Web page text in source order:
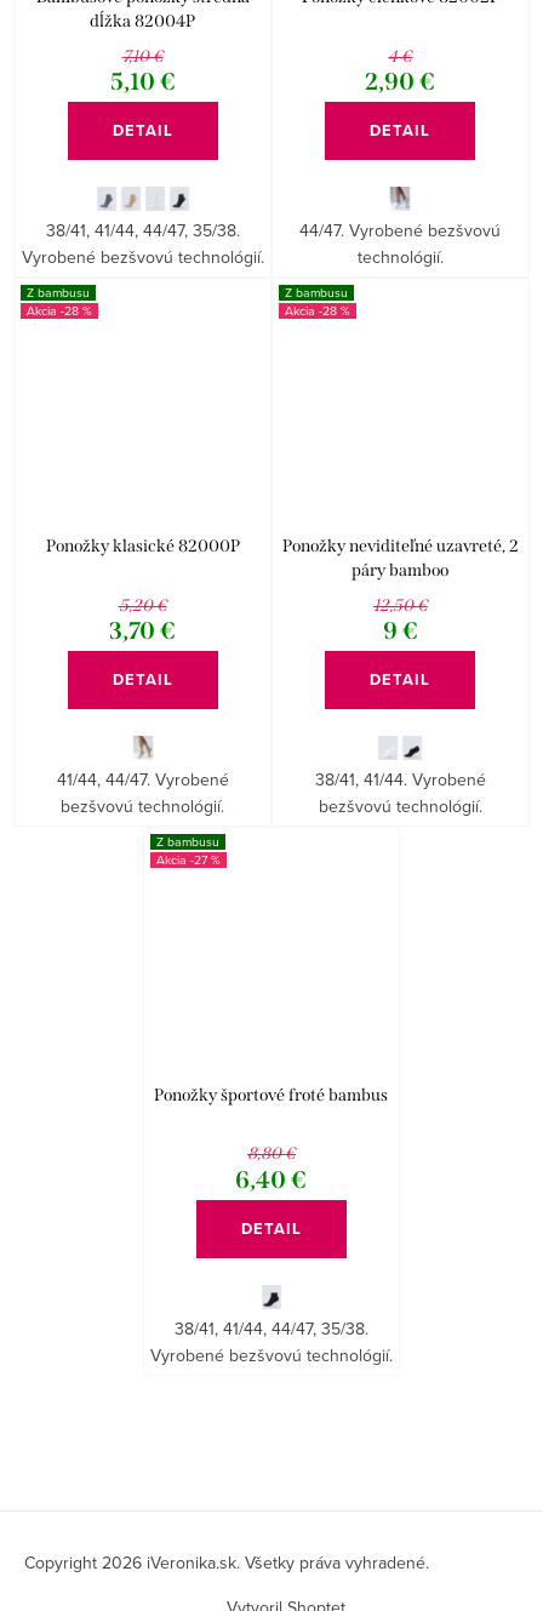
dĺžka 82004P
7,10 €
5,10 €
DETAIL
38/41, 41/44, 44/47, 35/38.
Vyrobené bezšvovú technológií.
4 €
2,90 €
DETAIL
44/47. Vyrobené bezšvovú
technológií.
Z bambusu
-28 %
Ponožky klasické 82000P
5,20 €
3,70 €
DETAIL
41/44, 44/47. Vyrobené
bezšvovú technológií.
Z bambusu
-28 %
Ponožky neviditeľné uzavreté, 2
páry bamboo
12,50 €
9 €
DETAIL
38/41, 41/44. Vyrobené
bezšvovú technológií.
Z bambusu
-27 %
Ponožky športové froté bambus
8,80 €
6,40 €
DETAIL
38/41, 41/44, 44/47, 35/38.
Vyrobené bezšvovú technológií.
d
Copyright 2026 iVeronika.sk. Všetky práva vyhradené.